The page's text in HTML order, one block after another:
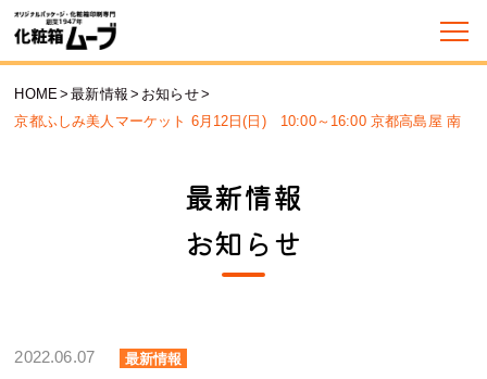
HOME> 最新情報 > お知らせ>
京都ふしみ美人マーケット 6月12日(日) 10:00～16:00 京都高島屋 南
最新情報
お知らせ
2022.06.07 最新情報